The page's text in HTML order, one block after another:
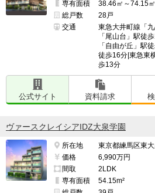
専有面積
38.46㎡～74.15㎡
総戸数
28戸
交通
東急大井町線「
「尾山台」駅徒
「自由が丘」駅
徒歩16分|東急東
歩13分
公式サイト 資料請求
ヴァースクレイシアIDZ大泉学園
所在地
東京都練馬区東大
価格
6,990万円
間取
2LDK
専有面積
54.15m²